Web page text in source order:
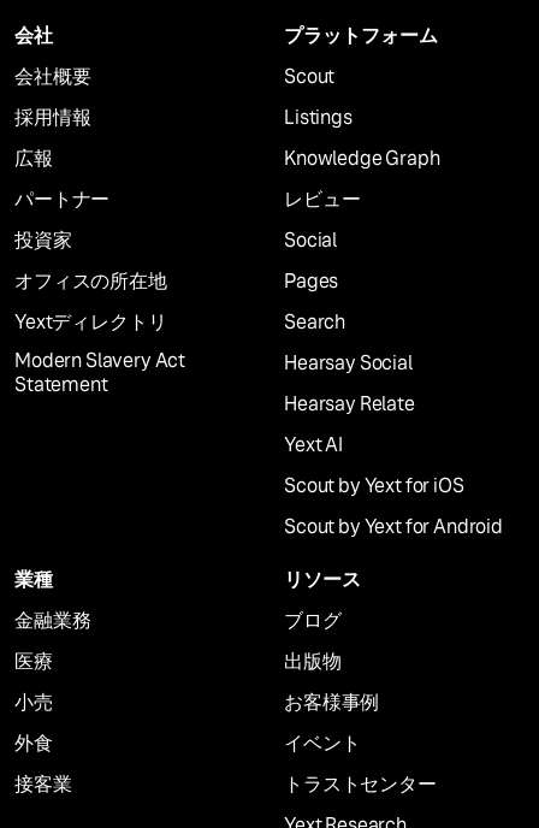
会社
会社概要
採用情報
広報
パートナー
投資家
オフィスの所在地
Yextディレクトリ
Modern Slavery Act
Statement
プラットフォーム
Scout
Listings
Knowledge Graph
レビュー
Social
Pages
Search
Hearsay Social
Hearsay Relate
Yext AI
Scout by Yext for iOS
Scout by Yext for Android
業種
金融業務
医療
小売
外食
接客業
リソース
ブログ
出版物
お客様事例
イベント
トラストセンター